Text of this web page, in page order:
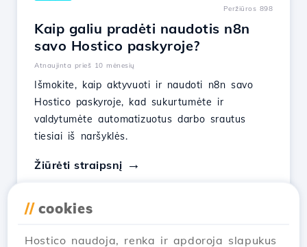
Peržiūros 898
Kaip galiu pradėti naudotis n8n
savo Hostico paskyroje?
Atnaujinta prieš 10 mėnesių
Išmokite, kaip aktyvuoti ir naudoti n8n savo
Hostico paskyroje, kad sukurtumėte ir
valdytumėte automatizuotus darbo srautus
tiesiai iš naršyklės.
Žiūrėti straipsnį
// cookies
Hostico naudoja, renka ir apdoroja slapukus